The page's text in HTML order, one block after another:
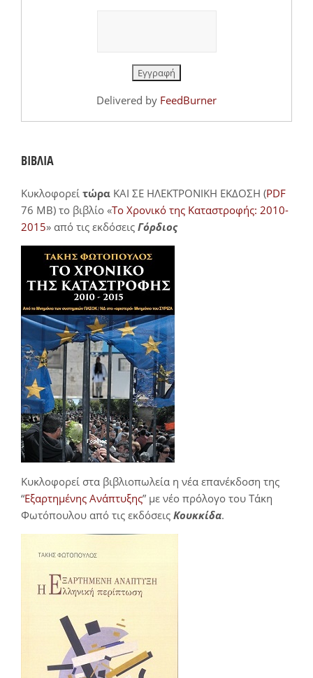
Delivered by FeedBurner
ΒΙΒΛΙΑ
Κυκλοφορεί τώρα ΚΑΙ ΣΕ ΗΛΕΚΤΡΟΝΙΚΗ ΕΚΔΟΣΗ (PDF
76 MB) το βιβλίο «Το Χρονικό της Καταστροφής: 2010-
2015» από τις εκδόσεις Γόρδιος
Κυκλοφορεί στα βιβλιοπωλεία η νέα επανέκδοση της
“Εξαρτημένης Ανάπτυξης” με νέο πρόλογο του Τάκη
Φωτόπουλου από τις εκδόσεις Κουκκίδα.